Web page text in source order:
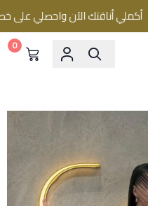
أكملي أناقتك الآن واحصلي على خصم 10% باستخدام كود: A22
0